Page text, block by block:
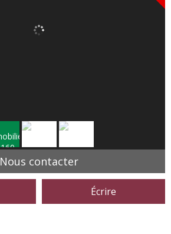
Nous contacter
Écrire